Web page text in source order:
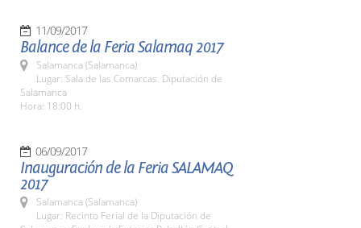
11/09/2017
Balance de la Feria Salamaq 2017
Salamanca (Salamanca)
Lugar: Sala de las Comarcas. Diputación de
Salamanca
Hora: 18:00 h.
06/09/2017
Inauguración de la Feria SALAMAQ
2017
Salamanca (Salamanca)
Lugar: Recinto Ferial de la Diputación de